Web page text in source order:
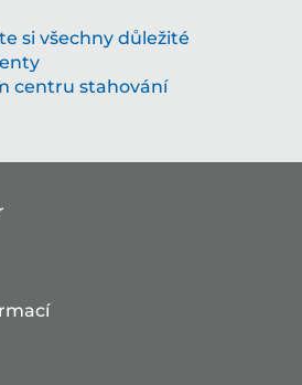
si všechny důležité
centru stahování